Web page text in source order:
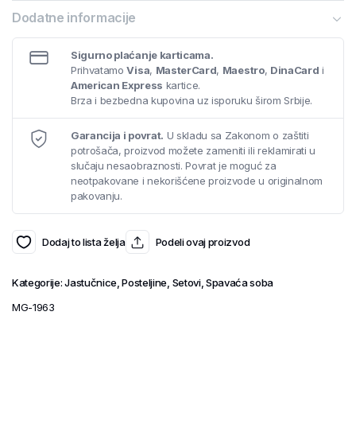
Dodatne informacije
Sigurno plaćanje karticama.
PrihvatamoVisa, MasterCard, Maestro, DinaCard i
American Express kartice.
Brza i bezbedna kupovina uz isporuku širom Srbije.
Garancija i povrat. U skladu sa Zakonom o zaštiti
potrošača, proizvod možete zameniti ili reklamirati u
slučaju nesaobraznosti. Povrat je moguć za
neotpakovane i nekorišćene proizvode u originalnom
pakovanju.
Dodaj to lista želja Podeli ovaj proizvod
Kategorije:Jastučnice,Posteljine, Setovi,Spavaća soba
MG-1963